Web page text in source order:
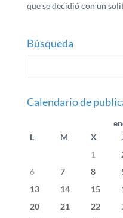
que se decidió con un
Búsqueda
Calendario de
L M X
1
6
7 8
13
14 15
20
21 22